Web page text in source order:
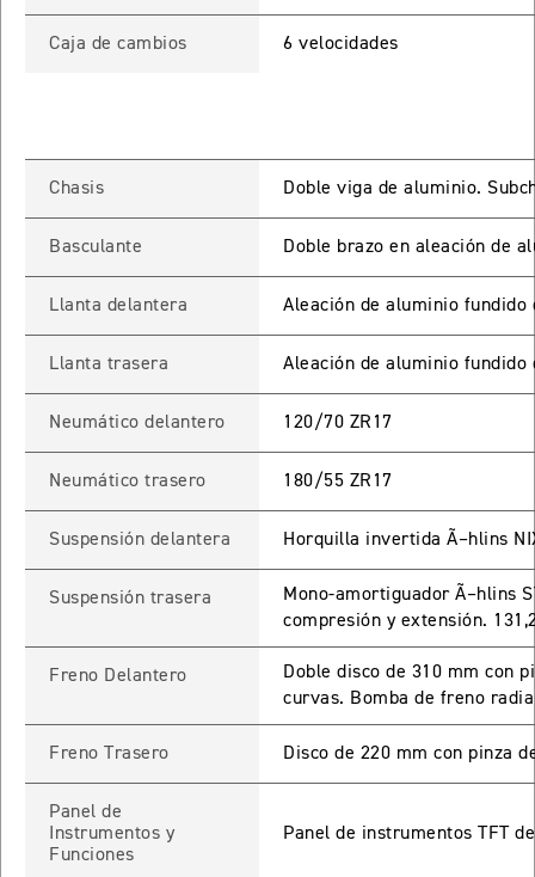
MOTO2
Precio desde $20.090.000
ROCKET 3 STORM R
Precio desde $26.590.000
ROCKET 3 STORM GT
Precio desde $28.590.000
TIGER SPORT 660
Caja de cambios 6 velocidades
Chasis Doble viga de aluminio.
Basculante Doble brazo en aleación de
Llanta delantera Aleación de aluminio fundido
Llanta trasera Aleación de aluminio fundido
Neumático delantero 120/70 ZR17
Neumático trasero 180/55 ZR17
Suspensión delantera Horquilla invertida Ã–hlins
Suspensión trasera
Mono-amortiguador Ã–hlins
compresión y extensión.
Freno Delantero
Doble disco de 310 mm con
curvas. Bomba de freno
Freno Trasero Disco de 220 mm con pinza
Panel de
Instrumentos y
Funciones
Panel de instrumentos TFT